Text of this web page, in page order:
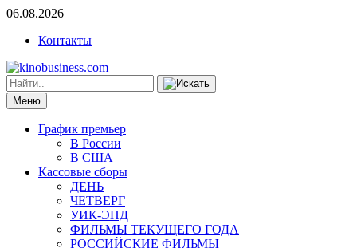
06.08.2026
Контакты
Меню
График премьер
В России
В США
Кассовые сборы
ДЕНЬ
ЧЕТВЕРГ
УИК-ЭНД
ФИЛЬМЫ ТЕКУЩЕГО ГОДА
РОССИЙСКИЕ ФИЛЬМЫ